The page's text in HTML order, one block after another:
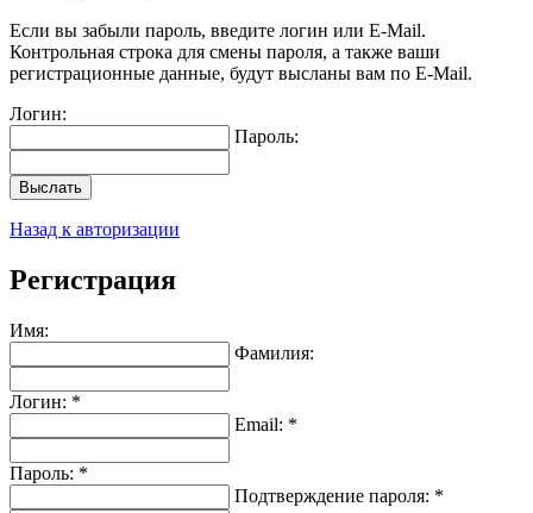
Если вы забыли пароль, введите логин или E-Mail.
Контрольная строка для смены пароля, а также ваши
регистрационные данные, будут высланы вам по E-Mail.
Логин:
Пароль:
Выслать
Назад к авторизации
Регистрация
Имя:
Фамилия:
Логин: *
Email: *
Пароль: *
Подтверждение пароля: *